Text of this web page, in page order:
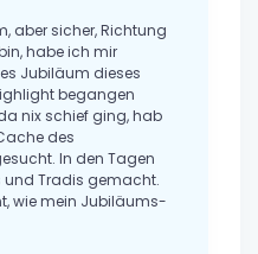
aber sicher, Richtung
habe ich mir
Jubiläum dieses
begangen
nix schief ging, hab
des
In den Tagen
und Tradis gemacht.
wie mein Jubiläums-